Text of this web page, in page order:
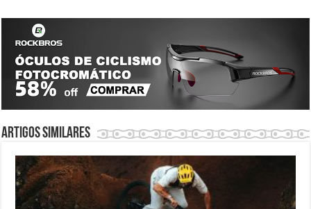
Artigos similares